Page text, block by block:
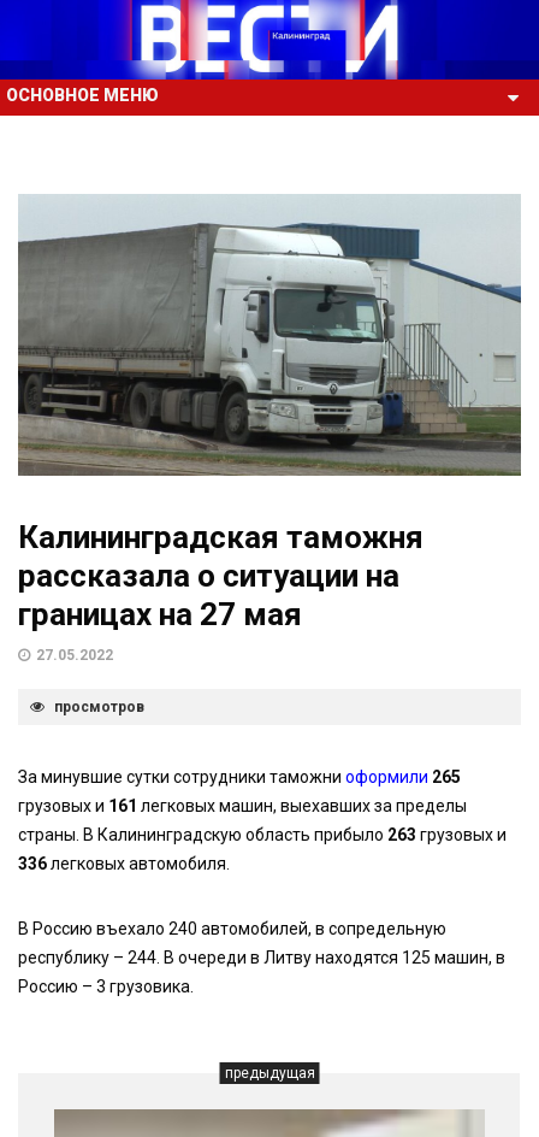
ОСНОВНОЕ МЕНЮ
Калининградская таможня
рассказала о ситуации на
границах на 27 мая
27.05.2022
просмотров
За минувшие сутки сотрудники таможни оформили 265
грузовых и 161 легковых машин, выехавших за пределы
страны. В Калининградскую область прибыло 263 грузовых и
336легковых автомобиля.
В Россию въехало 240 автомобилей, в сопредельную
республику – 244. В очереди в Литву находятся 125 машин, в
Россию – 3 грузовика.
предыдущая